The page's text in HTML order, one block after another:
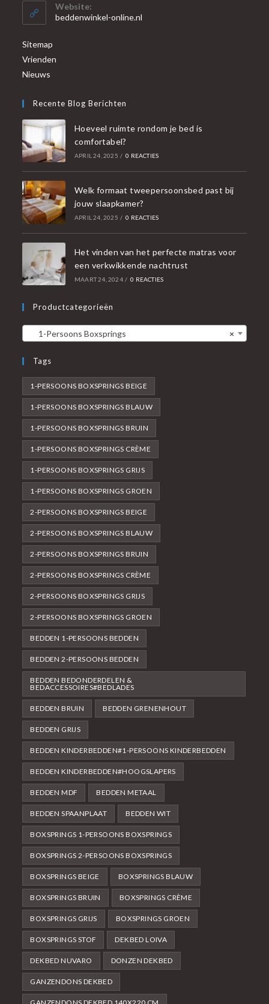
Website:
beddenwinkel-online.nl
Sitemap
Vrienden
Nieuws
Recente Blog Berichten
Hoeveel ruimte rondom je bed is
comfortabel?
APRIL 24, 2025 / 0 REACTIES
Welk formaat tweepersoonsbed past bij
jouw slaapkamer?
APRIL 24, 2025 / 0 REACTIES
Het vinden van het perfecte matras voor
een verkwikkende nachtrust
MAART 24, 2024 / 0 REACTIES
Productcategorieën
×
1-Persoons Boxsprings
Tags
1-PERSOONS BOXSPRINGS BEIGE
1-PERSOONS BOXSPRINGS BLAUW
1-PERSOONS BOXSPRINGS BRUIN
1-PERSOONS BOXSPRINGS CRÈME
1-PERSOONS BOXSPRINGS GRIJS
1-PERSOONS BOXSPRINGS GROEN
2-PERSOONS BOXSPRINGS BEIGE
2-PERSOONS BOXSPRINGS BLAUW
2-PERSOONS BOXSPRINGS BRUIN
2-PERSOONS BOXSPRINGS CRÈME
2-PERSOONS BOXSPRINGS GRIJS
2-PERSOONS BOXSPRINGS GROEN
BEDDEN 1-PERSOONS BEDDEN
BEDDEN 2-PERSOONS BEDDEN
BEDDEN BEDONDERDELEN &
BEDACCESSOIRES#BEDLADES
BEDDEN BRUIN BEDDEN GRENENHOUT
BEDDEN GRIJS
BEDDEN KINDERBEDDEN#1-PERSOONS KINDERBEDDEN
BEDDEN KINDERBEDDEN#HOOGSLAPERS
BEDDEN MDF BEDDEN METAAL
BEDDEN SPAANPLAAT BEDDEN WIT
BOXSPRINGS 1-PERSOONS BOXSPRINGS
BOXSPRINGS 2-PERSOONS BOXSPRINGS
BOXSPRINGS BEIGE BOXSPRINGS BLAUW
BOXSPRINGS BRUIN BOXSPRINGS CRÈME
BOXSPRINGS GRIJS BOXSPRINGS GROEN
BOXSPRINGS STOF DEKBED LOIVA
DEKBED NUVARO DONZEN DEKBED
GANZENDONS DEKBED